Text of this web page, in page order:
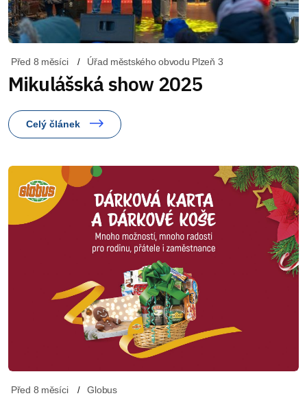
Před 8 měsíci Úřad městského obvodu Plzeň 3
Mikulášská show 2025
Celý článek
Před 8 měsíci Globus